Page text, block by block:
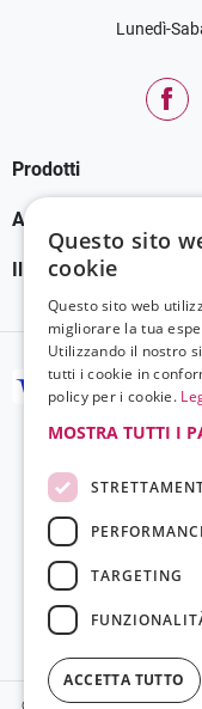
Lunedì-
Prodotti
Assistenza Clienti
Il tuo account
Questo sito
cookie
Questo sito web
migliorare la tua
Utilizzando il nostro
tutti i cookie in
policy per i cookie.
MOSTRA TUTTI I
TARGETING
ACCETTA TUTTO